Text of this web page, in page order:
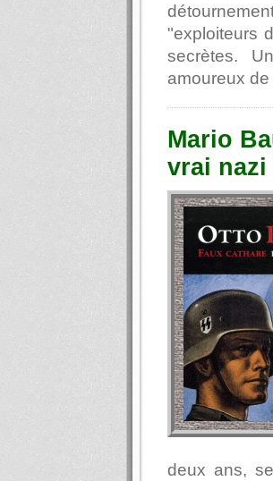
"exploiteurs
secrètes.
amoureux de
Mario
vrai nazi
deux ans,